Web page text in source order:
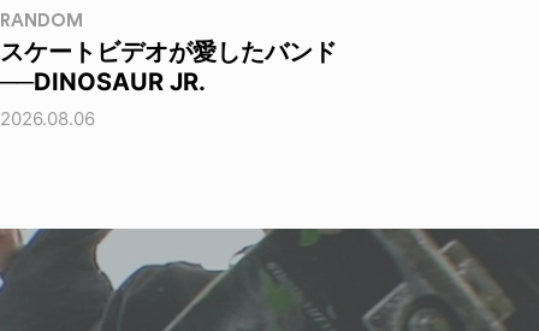
RANDOM
スケートビデオが愛したバンド
──DINOSAUR JR.
2026.08.06